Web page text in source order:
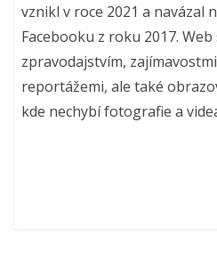
vznikl v roce 2021 a navázal
Facebooku z roku 2017.
zpravodajstvím,
reportážemi, ale také
kde nechybí fotografie a